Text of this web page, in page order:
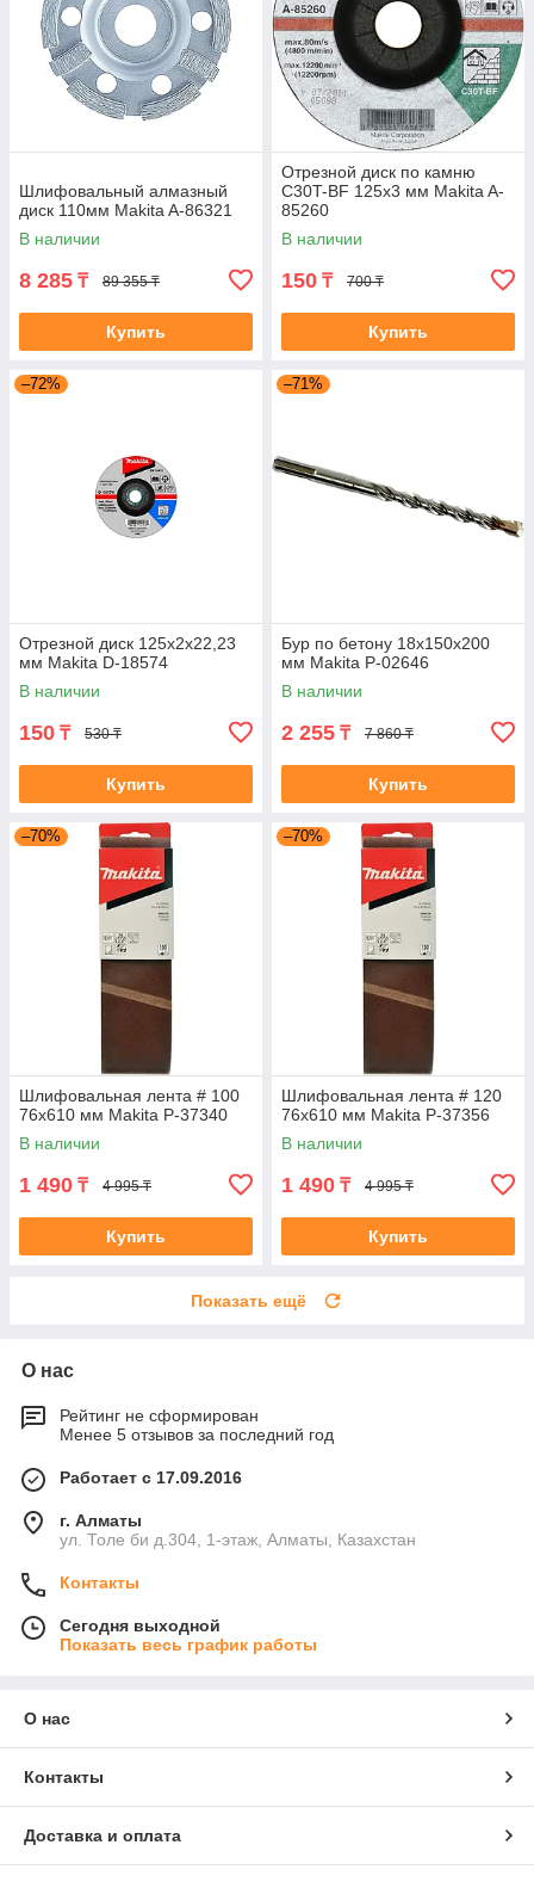
Шлифовальный алмазный
диск 110мм Makita A-86321
В наличии
8 285 ₸ 89 355 ₸
Купить
Отрезной диск по камню
C30T-BF 125x3 мм Makita A-
85260
В наличии
150 ₸ 700 ₸
Купить
–72%
Отрезной диск 125х2х22,23
мм Makita D-18574
В наличии
150 ₸ 530 ₸
Купить
–71%
Бур по бетону 18x150x200
мм Makita P-02646
В наличии
2 255 ₸ 7 860 ₸
Купить
–70%
Шлифовальная лента # 100
76x610 мм Makita P-37340
В наличии
1 490 ₸ 4 995 ₸
Купить
–70%
Шлифовальная лента # 120
76x610 мм Makita P-37356
В наличии
1 490 ₸ 4 995 ₸
Купить
Показать ещё
О нас
Рейтинг не сформирован
Менее 5 отзывов за последний год
Работает с 17.09.2016
г. Алматы
ул. Толе би д.304, 1-этаж, Алматы, Казахстан
Контакты
Сегодня выходной
Показать весь график работы
О нас
Контакты
Доставка и оплата